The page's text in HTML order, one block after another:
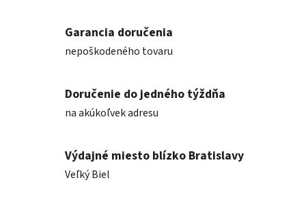
Garancia doručenia
nepoškodeného tovaru
Doručenie do jedného týždňa
na akúkoľvek adresu
Výdajné miesto blízko Bratislavy
Veľký Biel